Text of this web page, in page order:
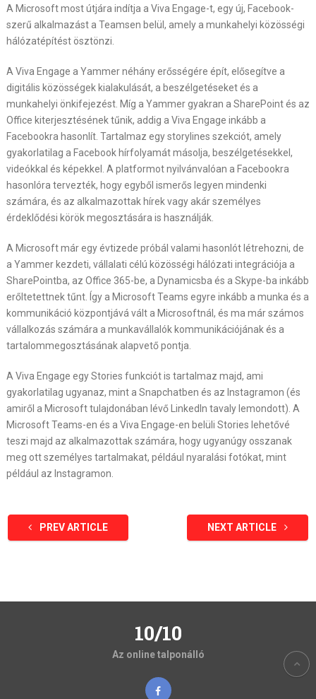
A Microsoft most útjára indítja a Viva Engage-t, egy új, Facebook-
szerű alkalmazást a Teamsen belül, amely a munkahelyi közösségi
hálózatépítést ösztönzi.
A Viva Engage a Yammer néhány erősségére épít, elősegítve a
digitális közösségek kialakulását, a beszélgetéseket és a
munkahelyi önkifejezést. Míg a Yammer gyakran a SharePoint és az
Office kiterjesztésének tűnik, addig a Viva Engage inkább a
Facebookra hasonlít. Tartalmaz egy storylines szekciót, amely
gyakorlatilag a Facebook hírfolyamát másolja, beszélgetésekkel,
videókkal és képekkel. A platformot nyilvánvalóan a Facebookra
hasonlóra tervezték, hogy egyből ismerős legyen mindenki
számára, és az alkalmazottak hírek vagy akár személyes
érdeklődési körök megosztására is használják.
A Microsoft már egy évtizede próbál valami hasonlót létrehozni, de
a Yammer kezdeti, vállalati célú közösségi hálózati integrációja a
SharePointba, az Office 365-be, a Dynamicsba és a Skype-ba inkább
erőltetettnek tűnt. Így a Microsoft Teams egyre inkább a munka és a
kommunikáció központjává vált a Microsoftnál, és ma már számos
vállalkozás számára a munkavállalók kommunikációjának és a
tartalommegosztásának alapvető pontja.
A Viva Engage egy Stories funkciót is tartalmaz majd, ami
gyakorlatilag ugyanaz, mint a Snapchatben és az Instagramon (és
amiről a Microsoft tulajdonában lévő LinkedIn tavaly lemondott). A
Microsoft Teams-en és a Viva Engage-en belüli Stories lehetővé
teszi majd az alkalmazottak számára, hogy ugyanúgy osszanak
meg ott személyes tartalmakat, például nyaralási fotókat, mint
például az Instagramon.
PREV ARTICLE NEXT ARTICLE
10/10
Az online talponálló